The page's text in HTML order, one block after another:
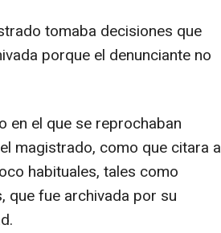
tomaba decisiones que
porque el denunciante no
en el que se reprochaban
magistrado, como que citara a
habituales, tales como
que fue archivada por su